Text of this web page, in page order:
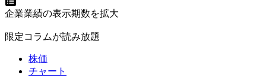
企業業績の表示期数を拡大
限定コラムが読み放題
株価
チャート